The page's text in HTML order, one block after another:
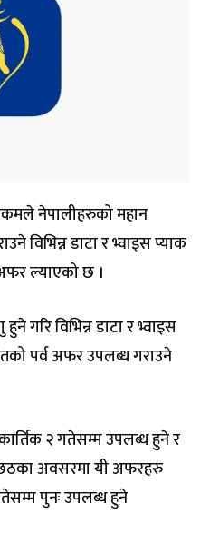
नेपालीहरुको महान
विभिन्न डाटा र भ्वाइस प्याक
ल्याएको छ ।
विभिन्न डाटा र भ्वाइस
पर्व अफर उपलब्ध गराउने
२ गतेसम्म उपलब्ध हुने र
छठका अवसरमा यी अफरहरु
पुनः उपलब्ध हुने